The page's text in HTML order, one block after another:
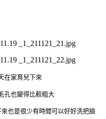
在家育兒下來
孔也變得比較粗大
也是很少有時間可以好好洗把臉